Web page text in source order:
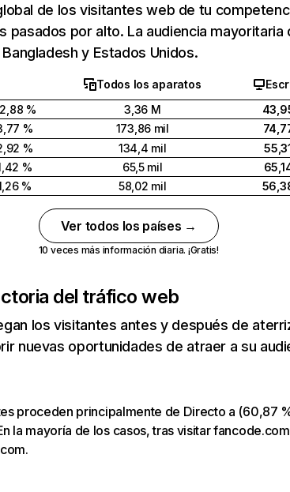
de los visitantes web de tu
pasados por alto. La audiencia mayoritaria
y Estados Unidos.
Todos los aparatos
% 3,36 M
% 173,86 mil
% 134,4 mil
% 65,5 mil
% 58,02 mil
Ver todos los países →
10 veces más información diaria. ¡Gratis!
del tráfico web
los visitantes antes y después de
nuevas oportunidades de atraer a su
proceden principalmente de Directo a (60,87
la mayoría de los casos, tras visitar